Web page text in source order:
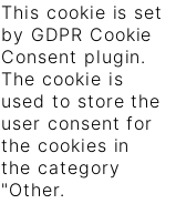
This cookie is set
by GDPR Cookie
Consent plugin.
The cookie is
used to store the
user consent for
the cookies in
the category
"Other.